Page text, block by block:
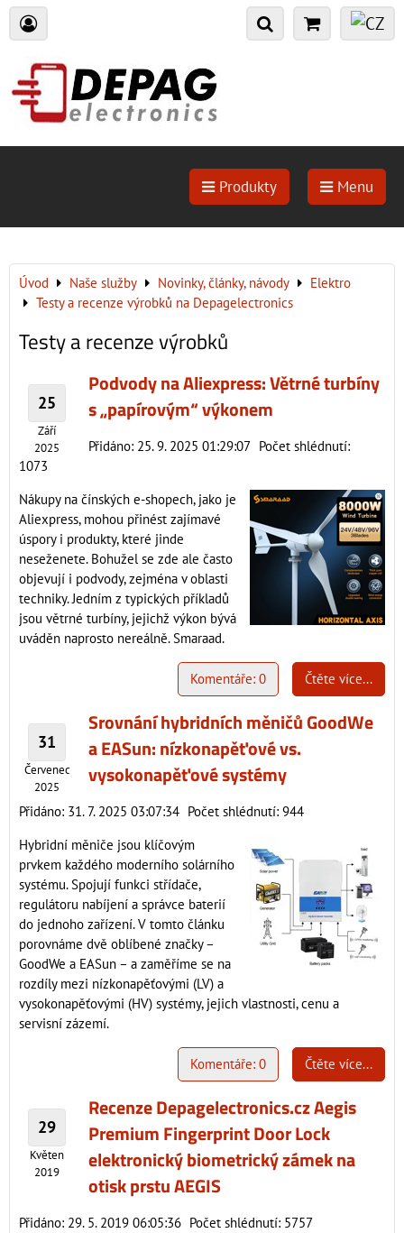
Produkty Menu
Úvod Naše služby Novinky, články, návody
Elektro
Testy a recenze výrobků na Depagelectronics
Testy a recenze výrobků
25
Září
2025
Podvody na Aliexpress: Větrné turbíny
s „papírovým“ výkonem
Přidáno: 25. 9. 2025 01:29:07 Počet shlédnutí:
1073
Nákupy na čínských e-shopech, jako je
Aliexpress, mohou přinést zajímavé
úspory i produkty, které jinde
neseženete. Bohužel se zde ale často
objevují i podvody, zejména v oblasti
techniky. Jedním z typických příkladů
jsou větrné turbíny, jejichž výkon bývá
uváděn naprosto nereálně. Smaraad.
Čtěte více...
Komentáře: 0
31
Červenec
2025
Srovnání hybridních měničů GoodWe
a EASun: nízkonapěťové vs.
vysokonapěťové systémy
Přidáno: 31. 7. 2025 03:07:34 Počet shlédnutí: 944
Hybridní měniče jsou klíčovým
prvkem každého moderního solárního
systému. Spojují funkci střídače,
regulátoru nabíjení a správce baterií
do jednoho zařízení. V tomto článku
porovnáme dvě oblíbené značky –
GoodWe a EASun – a zaměříme se na
rozdíly mezi nízkonapěťovými (LV) a
vysokonapěťovými (HV) systémy, jejich vlastnosti, cenu a
servisní zázemí.
Čtěte více...
Komentáře: 0
29
Květen
2019
Recenze Depagelectronics.cz Aegis
Premium Fingerprint Door Lock
elektronický biometrický zámek na
otisk prstu AEGIS
Přidáno: 29. 5. 2019 06:05:36 Počet shlédnutí: 5757